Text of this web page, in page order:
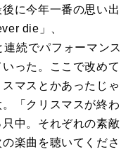
に今年一番の思い出
die 」、
連続でパフォーマンス
った。ここで改めて
マスとかあったじゃ
「クリスマスが終わ
中。それぞれの素敵
楽曲を聴いてくださ